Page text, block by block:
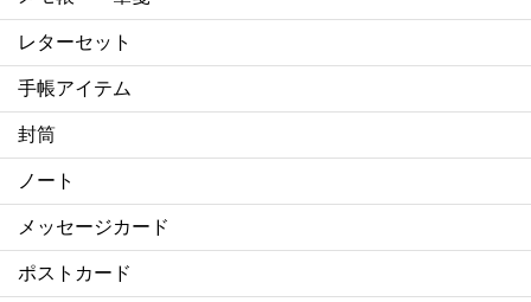
レターセット
手帳アイテム
封筒
ノート
メッセージカード
ポストカード